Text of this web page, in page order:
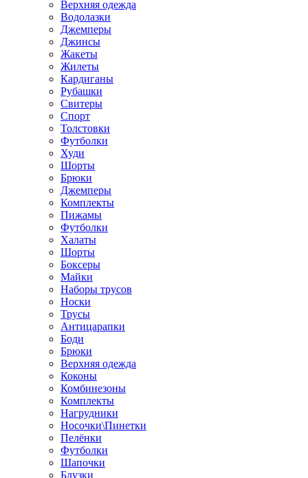
Верхняя одежда
Водолазки
Джемперы
Джинсы
Жакеты
Жилеты
Кардиганы
Рубашки
Свитеры
Спорт
Толстовки
Футболки
Худи
Шорты
Брюки
Джемперы
Комплекты
Пижамы
Футболки
Халаты
Шорты
Боксеры
Майки
Наборы трусов
Носки
Трусы
Антицарапки
Боди
Брюки
Верхняя одежда
Коконы
Комбинезоны
Комплекты
Нагрудники
Носочки\Пинетки
Пелёнки
Футболки
Шапочки
Блузки